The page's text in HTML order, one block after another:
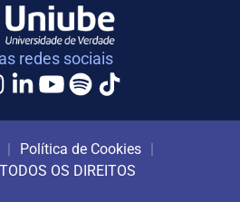
redes sociais
| Política de Cookies |
OS DIREITOS